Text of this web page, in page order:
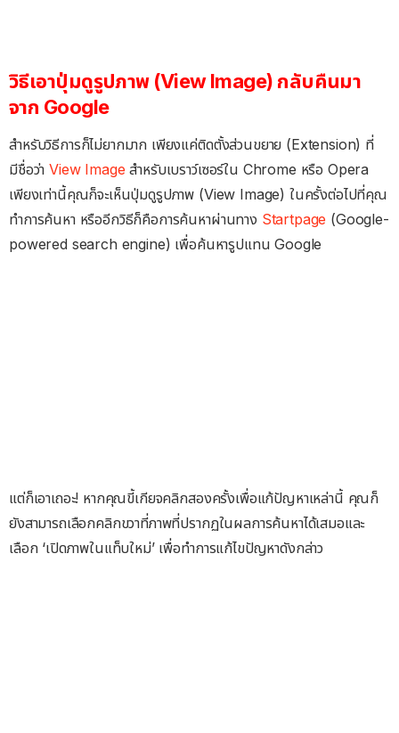
วิธีเอาปุ่มดูรูปภาพ (View Image) กลับคืนมา
จาก Google
สำหรับวิธีการก็ไม่ยากมาก เพียงแค่ติดตั้งส่วนขยาย (Extension) ที่
มีชื่อว่าView Image สำหรับเบราว์เซอร์ใน Chrome หรือ Opera
เพียงเท่านี้คุณก็จะเห็นปุ่มดูรูปภาพ (View Image) ในครั้งต่อไปที่คุณ
ทำการค้นหา หรืออีกวิธีก็คือการค้นหาผ่านทาง Startpage (Google-
powered search engine) เพื่อค้นหารูปแทน Google
แต่ก็เอาเถอะ! หากคุณขี้เกียจคลิกสองครั้งเพื่อแก้ปัญหาเหล่านี้ คุณก็
ยังสามารถเลือกคลิกขวาที่ภาพที่ปรากฏในผลการค้นหาได้เสมอและ
เลือก ‘เปิดภาพในแท็บใหม่’ เพื่อทำการแก้ไขปัญหาดังกล่าว